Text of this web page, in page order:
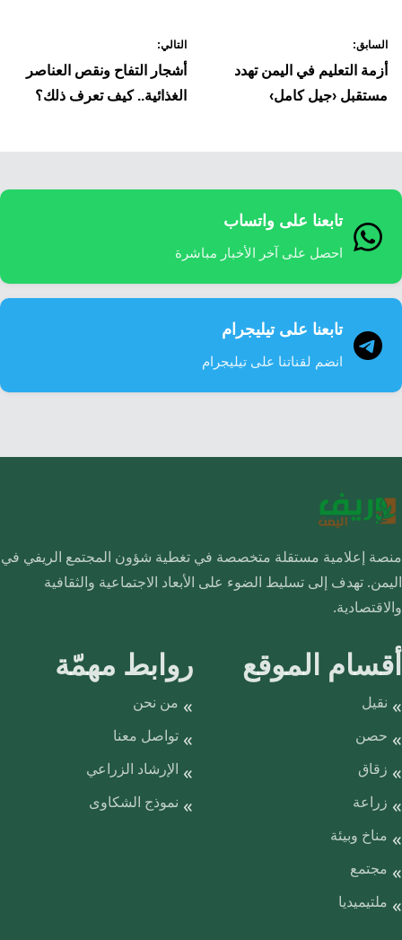
المقالات
السابق:
أزمة التعليم في اليمن تهدد
مستقبل ‹جيل كامل›
التالي:
أشجار التفاح ونقص العناصر
الغذائية.. كيف تعرف ذلك؟
تابعنا على واتساب
احصل على آخر الأخبار مباشرة
تابعنا على تيليجرام
انضم لقناتنا على تيليجرام
منصة إعلامية مستقلة متخصصة في تغطية شؤون المجتمع الريفي في
اليمن. تهدف إلى تسليط الضوء على الأبعاد الاجتماعية والثقافية
والاقتصادية.
أقسام الموقع
نقيل
حصن
زقاق
زراعة
مناخ وبيئة
مجتمع
ملتيميديا
روابط مهمّة
من نحن
تواصل معنا
الإرشاد الزراعي
نموذج الشكاوى